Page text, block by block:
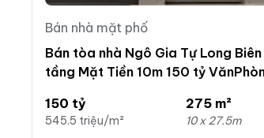
Bán nhà mặt phố
Bán tòa nhà Ngô Gia Tự Long
tầng Mặt Tiền 10m 150 tỷ
150 tỷ
545.5 triệu/m²
275 m²
10 x 27.5m